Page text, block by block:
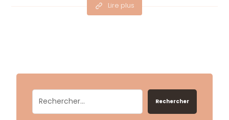
Lire plus
Rechercher